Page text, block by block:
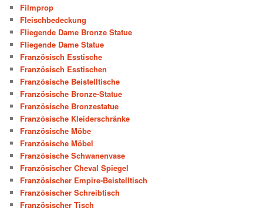
Filmprop
Fleischbedeckung
Fliegende Dame Bronze Statue
Fliegende Dame Statue
Französisch Esstische
Französisch Esstischen
Französische Beistelltische
Französische Bronze-Statue
Französische Bronzestatue
Französische Kleiderschränke
Französische Möbe
Französische Möbel
Französische Schwanenvase
Französischer Cheval Spiegel
Französischer Empire-Beistelltisch
Französischer Schreibtisch
Französischer Tisch